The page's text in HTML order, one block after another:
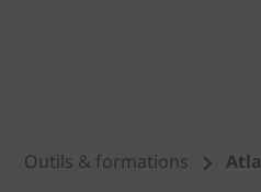
Outils & formations